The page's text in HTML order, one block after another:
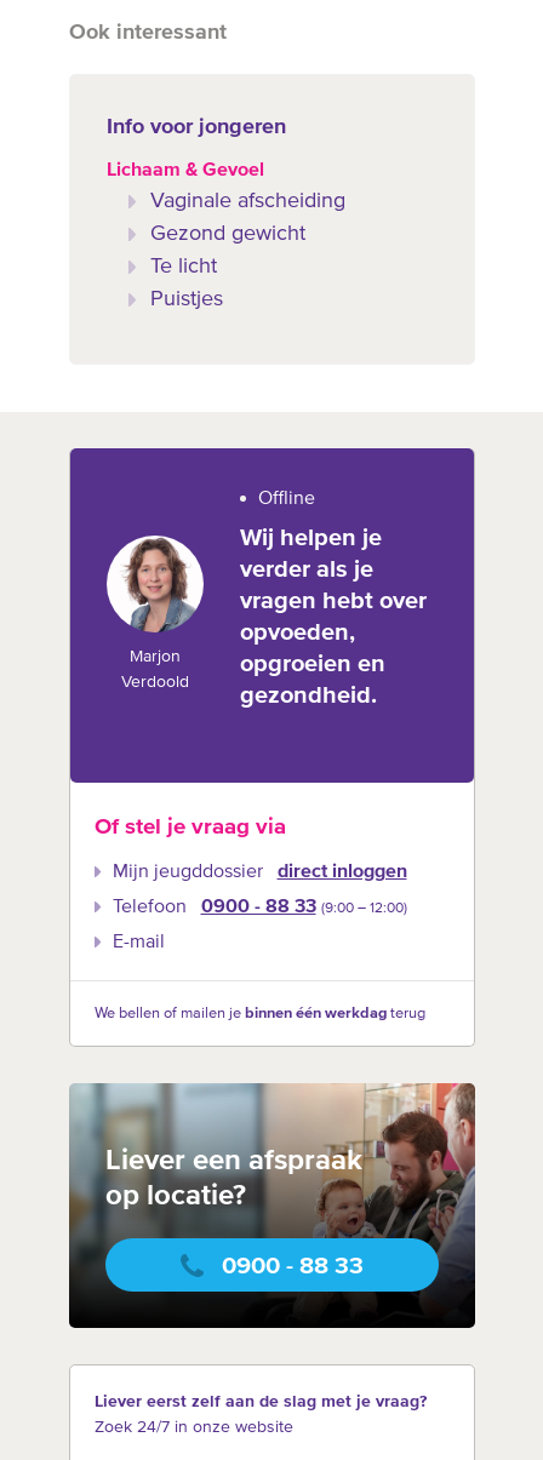
Ook interessant
Info voor jongeren
Lichaam & Gevoel
Vaginale afscheiding
Gezond gewicht
Te licht
Puistjes
Marjon
Verdoold
Offline
Wij helpen je
verder als je
vragen hebt over
opvoeden,
opgroeien en
gezondheid.
Of stel je vraag via
Mijn jeugddossier
direct inloggen
Telefoon
0900 - 88 33 (9:00 –‍ 12:00)
E-mail
We bellen of mailen je binnen één werkdagterug
Liever een afspraak
op locatie?
0900 - 88 33
Liever eerst zelf aan de slag met je vraag?
Zoek 24/7 in onze website